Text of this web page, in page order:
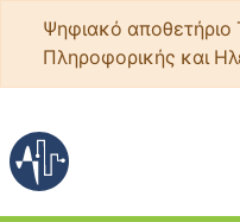
Ψηφιακό
Πληροφορικής και